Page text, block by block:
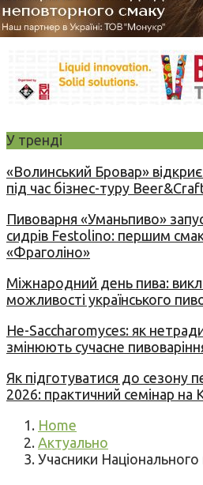
У тренді
«Волинський Бровар»
під час бізнес-туру
Пивоварня «Уманьпиво»
сидрів Festolino: першим
«Фраголіно»
Міжнародний день пива:
можливості українського
Не-Saccharomyces: як
змінюють сучасне
Як підготуватися до сезону
2026: практичний семінар на
Home
Актуально
Учасники